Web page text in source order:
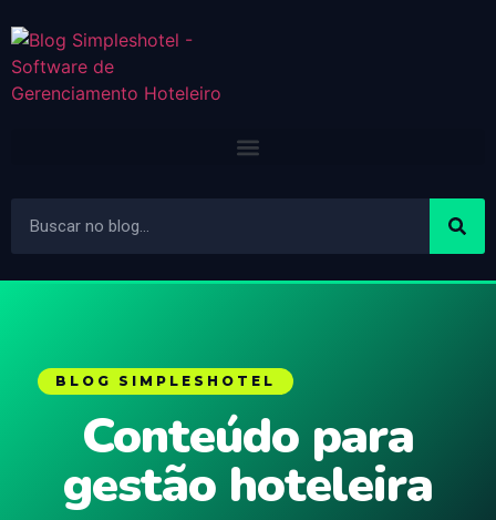
BLOG SIMPLESHOTEL
Conteúdo para
gestão hoteleira